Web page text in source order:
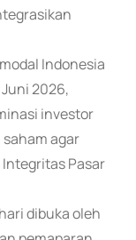
Indonesia
2026,
investor
agar
Pasar
dibuka oleh